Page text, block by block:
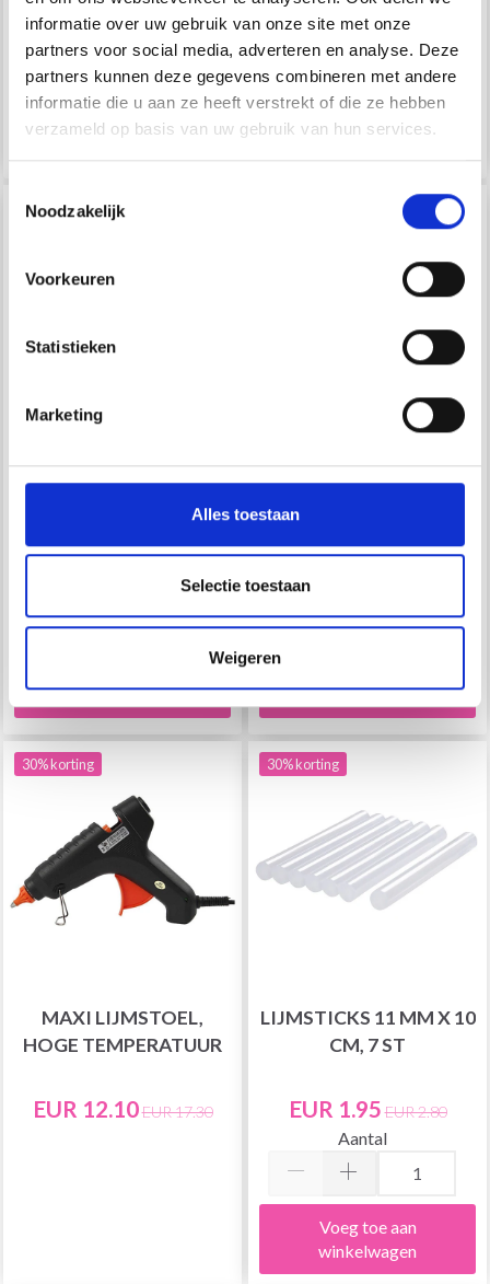
informatie over uw gebruik van onze site met onze
partners voor social media, adverteren en analyse. Deze
partners kunnen deze gegevens combineren met andere
informatie die u aan ze heeft verstrekt of die ze hebben
verzameld op basis van uw gebruik van hun services.
Noodzakelijk
Voorkeuren
Statistieken
Marketing
Alles toestaan
Selectie toestaan
Weigeren
HOBBYLIM 100ML
EUR 2.45 EUR 3.50
ST.
EUR 1.95 EUR 2.80
Bekijk alle opties
29% korting
LIJMSTICKS 11 MM X 25
CM, 7 ST
EUR 3.65EUR 5.20
winkelwagen
LIJMSTICKS 7 MM X 25
CM, 10 STUKS
EUR 3.65EUR 5.20
winkelwagen
30% korting
MAXI LIJMSTOEL,
HOGE TEMPERATUUR
EUR 12.10EUR 17.30
30% korting
LIJMSTICKS 11 MM X 10
CM, 7 ST
EUR 1.95 EUR 2.80
Aantal
Voeg toe aan
winkelwagen